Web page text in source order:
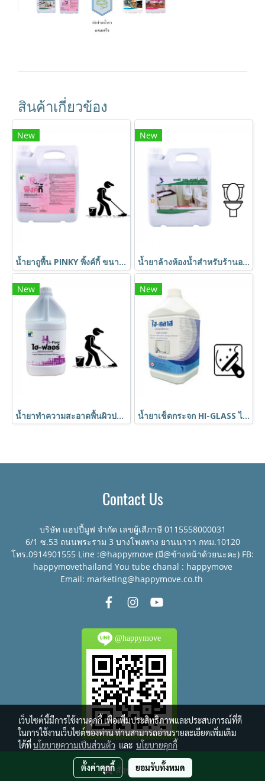
สั่งซื้อสินค้า
สินค้าเกี่ยวข้อง
New
น้ำยาถูพื้น PINKY พิ้งค์กี้ ขนาด 5 ลิตร ฆ่าเชื้อแบคทีเรีย ใช้ได้ทุกพื้นผิว
New
น้ำยาล้างห้องน้ำสำหรับร้านอาหาร SC SEV & CLEAN เอสซี เซฟ แอนด์ คลีน ขนาด 5 ลิตร พร้อมฆ่าเชื้อแบคทีเรีย ใช้ตามพื้น ผนัง เครื่องสุขภัณฑ์ในห้องน้า ใช้ได้กับทุกพื้นผิว
New
น้ำยาทำความสะอาดพื้นผิวประจำวัน HI-Floor ไฮ ฟลอร์ ขนาด 3.8 ลิตร เช่น พื้นไม้ ปาร์เก้ กระเบื้องโมเสท กระเบื้องยาง หินอ่อน หินขัด ให้กลิ่นหอมสะอาด ช่วยให้พื้นสะอาดไม่เหนียว
New
น้ำยาเช็ดกระจก HI-GLASS ไฮ กลาส ขนาด 3.8 ลิตร น้ำยาทำความสะอาด ขจัดคราบสกปรก คราบไขมันบนกระจก
Contact Us
บริษัท แฮปปี้มูฟ จำกัด เลขผู้เสีภาษี 0115558000031
6/1 ซ.53 ถนนพระราม 3 บางโพงพาง ยานนาวา กทม.10120
โทร.0914901555 Line :@happymove (มี@ข้างหน้าด้วยนะคะ) FB:
happymovethailand You tube chanal : happymove
Email: marketing@happymove.co.th
@happymove
© Copyright 2016 All right reserved.
เว็บไซต์นี้มีการใช้งานคุกกี้ เพื่อเพิ่มประสิทธิภาพและประสบการณ์ที่ดี
ในการใช้งานเว็บไซต์ของท่าน ท่านสามารถอ่านรายละเอียดเพิ่มเติม
ได้ที่นโยบายความเป็นส่วนตัว และ นโยบายคุกกี้
ตั้งค่าคุกกี้ ยอมรับทั้งหมด